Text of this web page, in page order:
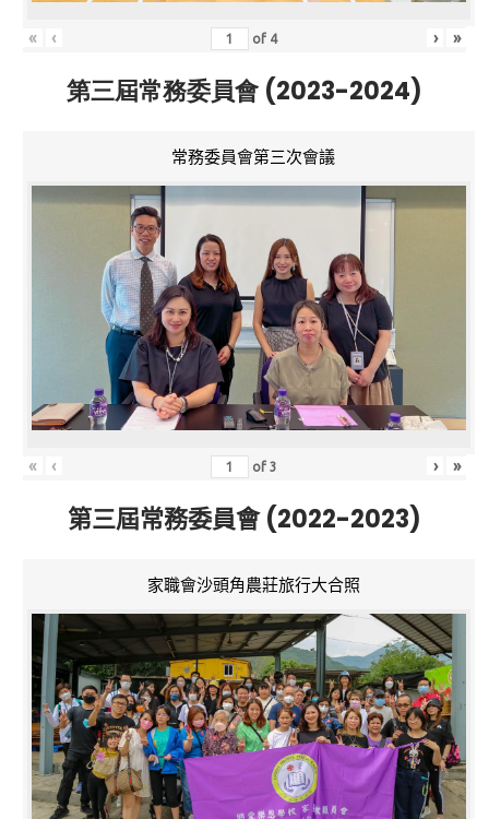
« ‹ of 4 › »
第三屆常務委員會 (2023-2024)
常務委員會第三次會議
« ‹ of3 › »
第三屆常務委員會 (2022-2023)
家職會沙頭角農莊旅行大合照